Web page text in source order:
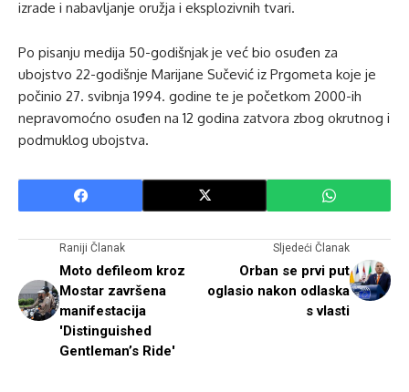
izrade i nabavljanje oružja i eksplozivnih tvari.
Po pisanju medija 50-godišnjak je već bio osuđen za
ubojstvo 22-godišnje Marijane Sučević iz Prgometa koje je
počinio 27. svibnja 1994. godine te je početkom 2000-ih
nepravomoćno osuđen na 12 godina zatvora zbog okrutnog i
podmuklog ubojstva.
Raniji Članak
Moto defileom kroz
Mostar završena
manifestacija
'Distinguished
Gentleman’s Ride'
Sljedeći Članak
Orban se prvi put
oglasio nakon odlaska
s vlasti